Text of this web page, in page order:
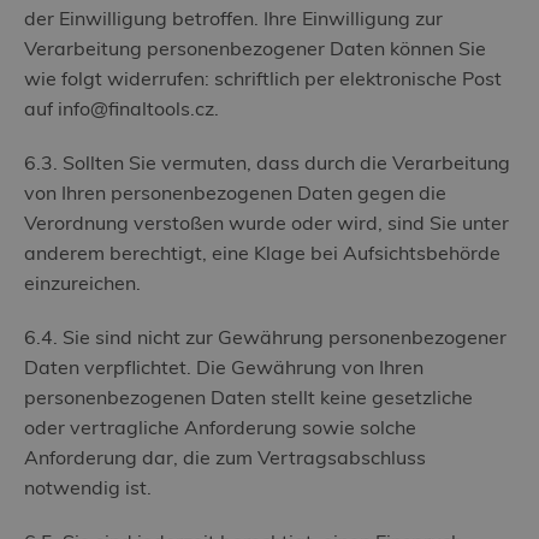
der Einwilligung betroffen. Ihre Einwilligung zur
Verarbeitung personenbezogener Daten können Sie
wie folgt widerrufen: schriftlich per elektronische Post
auf info@finaltools.cz.
6.3. Sollten Sie vermuten, dass durch die Verarbeitung
von Ihren personenbezogenen Daten gegen die
Verordnung verstoßen wurde oder wird, sind Sie unter
anderem berechtigt, eine Klage bei Aufsichtsbehörde
einzureichen.
6.4. Sie sind nicht zur Gewährung personenbezogener
Daten verpflichtet. Die Gewährung von Ihren
personenbezogenen Daten stellt keine gesetzliche
oder vertragliche Anforderung sowie solche
Anforderung dar, die zum Vertragsabschluss
notwendig ist.
.finaltools.cz
1 Monat
Tento soubor cookie používá služba
Cookie-Script.com k zapamatování
cookie návštěvníků. Je nutné, aby
banner cookie Cookie-Script.com
fungoval správně.
_ga_D7N6KHGPRZ
.finaltools.cz
1 Jahr 1 Monat
IDE
Google LLC
finaltools
www.finaltools.cz
Session
Dieses Cookie wird von FINAL Tools
a.s. gesetzt. und ist für den Betrieb
finaltools
prezentace.finaltools.cz
Session